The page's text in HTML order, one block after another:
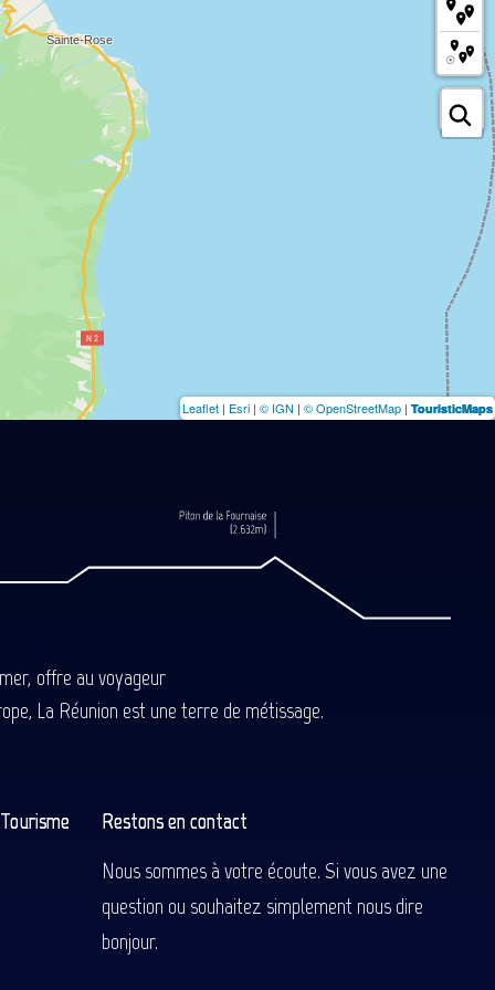
Leaflet | Esri | © IGN | © OpenStreetMap | TouristicMaps
offre au voyageur
La Réunion est une terre de métissage.
Restons en contact
Nous sommes à votre écoute. Si vous avez une
question ou souhaitez simplement nous dire
bonjour.